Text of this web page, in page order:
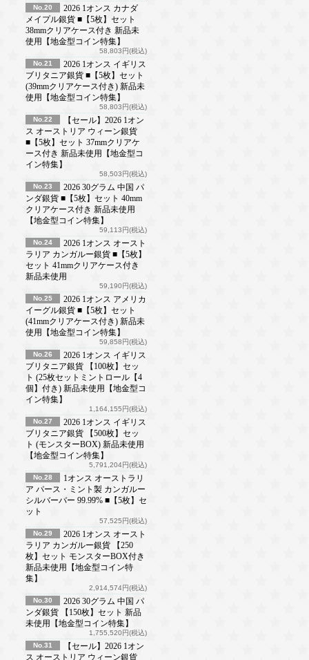
No.20
2026 1オンス カナダ
メイプル銀貨 ■【5枚】セット
38mmクリアケース付き 新品未
使用【地金型コイン特集】
58,803円(税込)
No.21
2026 1オンス イギリス
ブリタニア銀貨 ■【5枚】セット
(39mmクリアケース付き) 新品未
使用【地金型コイン特集】
58,803円(税込)
No.22
【セール】2026 1オン
ス オーストリア ウィーン銀貨
■【5枚】セット 37mmクリアケ
ース付き 新品未使用【地金型コ
イン特集】
58,503円(税込)
No.23
2026 30グラム 中国 パ
ンダ銀貨 ■【5枚】セット 40mm
クリアケース付き 新品未使用
【地金型コイン特集】
59,113円(税込)
No.24
2026 1オンス オースト
ラリア カンガルー銀貨 ■【5枚】
セット 41mmクリアケース付き
新品未使用
59,190円(税込)
No.25
2026 1オンス アメリカ
イーグル銀貨 ■【5枚】セット
(41mmクリアケース付き) 新品未
使用【地金型コイン特集】
59,858円(税込)
No.26
2026 1オンス イギリス
ブリタニア銀貨 【100枚】セッ
ト (25枚セットミントロール【4
個】付き) 新品未使用【地金型コ
イン特集】
1,164,155円(税込)
No.27
2026 1オンス イギリス
ブリタニア銀貨 【500枚】セッ
ト (モンスターBOX) 新品未使用
【地金型コイン特集】
5,791,204円(税込)
No.28
1オンス オーストラリ
ア パース・ミント製 カンガルー
シルバーバー 99.99% ■【5枚】セ
ット
57,525円(税込)
No.29
2026 1オンス オースト
ラリア カンガルー銀貨 【250
枚】セット モンスターBOX付き
新品未使用【地金型コイン特
集】
2,914,574円(税込)
No.30
2026 30グラム 中国 パ
ンダ銀貨 【150枚】セット 新品
未使用【地金型コイン特集】
1,755,520円(税込)
No.31
【セール】2026 1オン
ス オーストリア ウィーン銀貨